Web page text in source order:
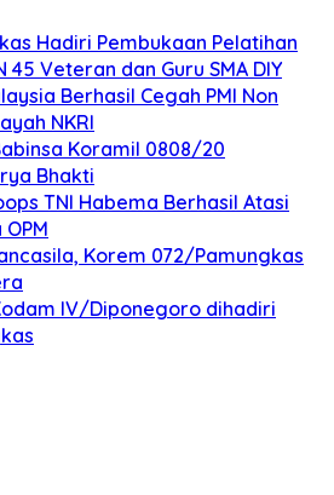
Hadiri Pembukaan Pelatihan
45 Veteran dan Guru SMA DIY
Berhasil Cegah PMI Non
NKRI
Koramil 0808/20
Bhakti
TNI Habema Berhasil Atasi
Korem 072/Pamungkas
lV/Diponegoro dihadiri